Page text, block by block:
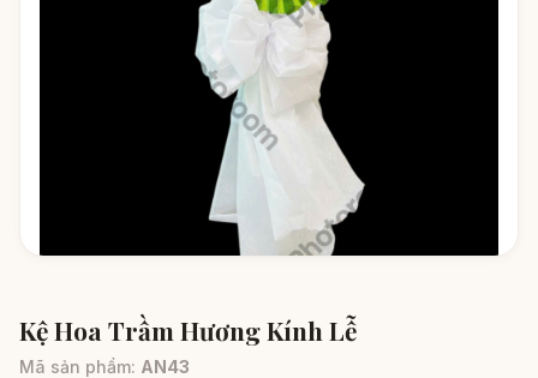
Kệ Hoa Trầm Hương Kính Lễ
Mã sản phẩm: AN43